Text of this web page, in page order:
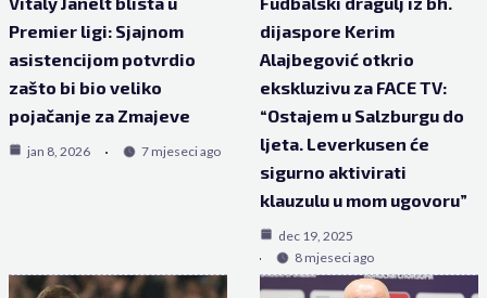
Premier ligi: Sjajnom
asistencijom potvrdio
zašto bi bio veliko
pojačanje za Zmajeve
jan 8, 2026 7 mjeseci ago
dijaspore Kerim
Alajbegović otkrio
ekskluzivu za FACE TV:
“Ostajem u Salzburgu do
ljeta. Leverkusen će
sigurno aktivirati
klauzulu u mom ugovoru”
dec 19, 2025
8 mjeseci ago